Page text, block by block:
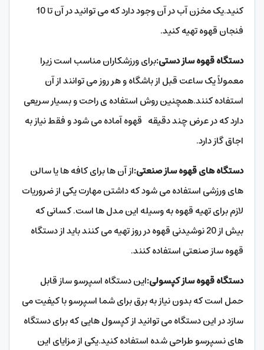
کنید.یک مخزن آب در آن وجود دارد که می توانید در آن تا 10
فنجان قهوه تهیه کنید.
دستگاه قهوه ساز دستی:برای ورزشکاران مناسب است زیرا
معمولاً یک ساعت قبل از باشگاه و هر روز می توانند از آن
استفاده کنند.همچنین روش استفاده ی راحت و بسیار سریعی
دارد که در عرض چند دقیقه قهوه آماده می شود و فقط نیاز به
اجاق گاز دارد.
دستگاه های قهوه ساز صنعتی:از آن ها برای کافه ها یا سالن
های ورزشی استفاده می شود که داشتن مهارت یکی از ضروریات
لازم برای تهیه قهوه به وسیله این مدل ها است. کسانی که
بیش از 20 نوشیدنی قهوه در روز تهیه می کنند باید از دستگاه
قهوه ساز صنعتی استفاده کنند.
دستگاه قهوه ساز کپسولی:این دستگاه اسپرسو ساز قابل
حمل است که بدون نیاز به برق برای شما اسپرسو با کیفیت می
سازد در این دستگاه می توانید از کپسول هایی که برای دستگاه
های نسپرسو طراحی شده استفاده کنید.یکی از مزایای این